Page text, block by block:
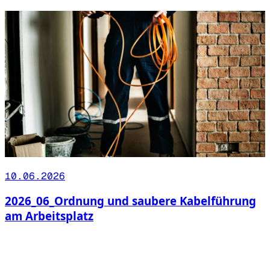
10.06.2026
2026_06_Ordnung und saubere Kabelführung
am Arbeitsplatz